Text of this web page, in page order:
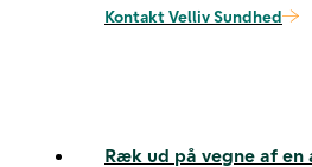
Kontakt Velliv Sundhed
Ræk ud på vegne af en